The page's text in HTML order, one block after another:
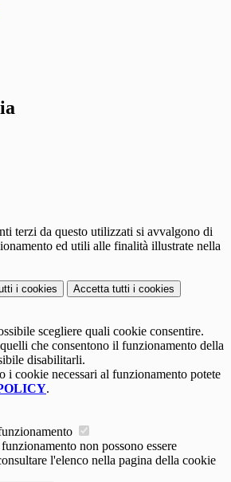
terzi da questo utilizzati si avvalgono di
ed utili alle finalità illustrate nella
i cookies Accetta tutti i cookies
scegliere quali cookie consentire.
che consentono il funzionamento della
disabilitarli.
i cookie necessari al funzionamento potete
.
non possono essere
l'elenco nella pagina della cookie